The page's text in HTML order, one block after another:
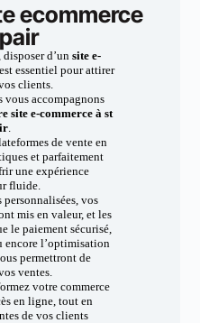
ecommerce
d’unsite e-
est essentiel pour attirer
clients.
vous accompagnons
site e-commerce à st
.
de vente en
et parfaitement
une expérience
fluide.
vos
mis en valeur, et les
le paiement sécurisé,
encore l’optimisation
permettront de
ventes.
votre commerce
en ligne, tout en
de vos clients